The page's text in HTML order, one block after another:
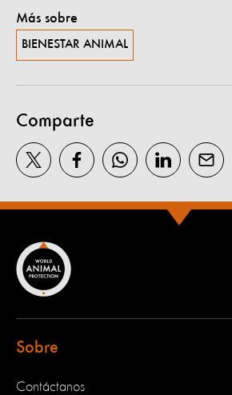
Más sobre
BIENESTAR ANIMAL
Comparte
Sobre
Contáctanos